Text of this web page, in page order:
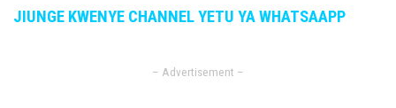
JIUNGE KWENYE CHANNEL YETU YA WHATSAAPP
– Advertisement –